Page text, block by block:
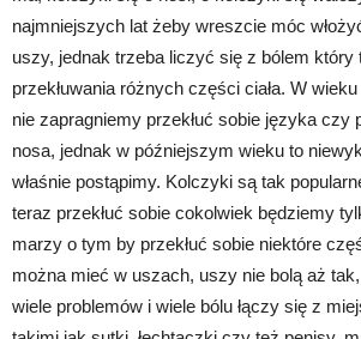
najmniejszych lat żeby wreszcie móc
uszy, jednak trzeba liczyć się z bólem
przekłuwania różnych części ciała. W
nie zapragniemy przekłuć sobie języka czy
nosa, jednak w późniejszym wieku to
właśnie postąpimy. Kolczyki są tak
teraz przekłuć sobie cokolwiek będziemy
marzy o tym by przekłuć sobie niektóre
można mieć w uszach, uszy nie bolą aż
wiele problemów i wiele bólu łączy się z